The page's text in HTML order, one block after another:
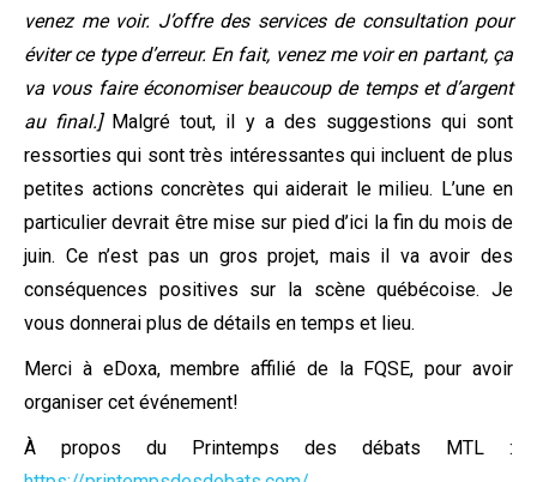
venez me voir. J’offre des services de consultation pour
éviter ce type d’erreur. En fait, venez me voir en partant, ça
va vous faire économiser beaucoup de temps et d’argent
au final.]Malgré tout, il y a des suggestions qui sont
ressorties qui sont très intéressantes qui incluent de plus
petites actions concrètes qui aiderait le milieu. L’une en
particulier devrait être mise sur pied d’ici la fin du mois de
juin. Ce n’est pas un gros projet, mais il va avoir des
conséquences positives sur la scène québécoise. Je
vous donnerai plus de détails en temps et lieu.
Merci à eDoxa, membre affilié de la FQSE, pour avoir
organiser cet événement!
À propos du Printemps des débats MTL :